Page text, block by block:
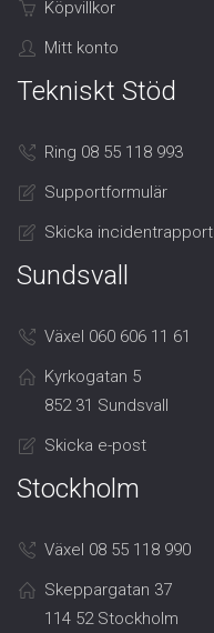
Köpvillkor
Mitt konto
Tekniskt Stöd
Ring 08 55 118 993
Supportformulär
Skicka incidentrapport
Sundsvall
Växel 060 606 11 61
Kyrkogatan 5
852 31 Sundsvall
Skicka e-post
Stockholm
Växel 08 55 118 990
Skeppargatan 37
114 52 Stockholm